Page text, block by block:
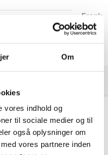
Om
vores indhold og
til sociale medier og til
også oplysninger om
vores partnere inden
Frank
først!